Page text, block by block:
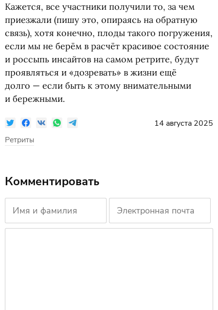
Кажется, все участники получили то, за чем
приезжали (пишу это, опираясь на обратную
связь), хотя конечно, плоды такого погружения,
если мы не берём в расчёт красивое состояние
и россыпь инсайтов на самом ретрите, будут
проявляться и «дозревать» в жизни ещё
долго — если быть к этому внимательными
и бережными.
14 августа 2025
Ретриты
Комментировать